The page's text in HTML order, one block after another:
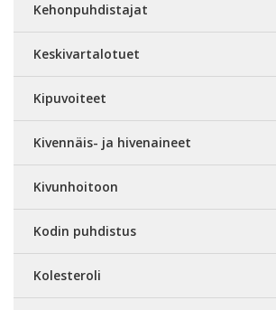
Kehonpuhdistajat
Keskivartalotuet
Kipuvoiteet
Kivennäis- ja hivenaineet
Kivunhoitoon
Kodin puhdistus
Kolesteroli